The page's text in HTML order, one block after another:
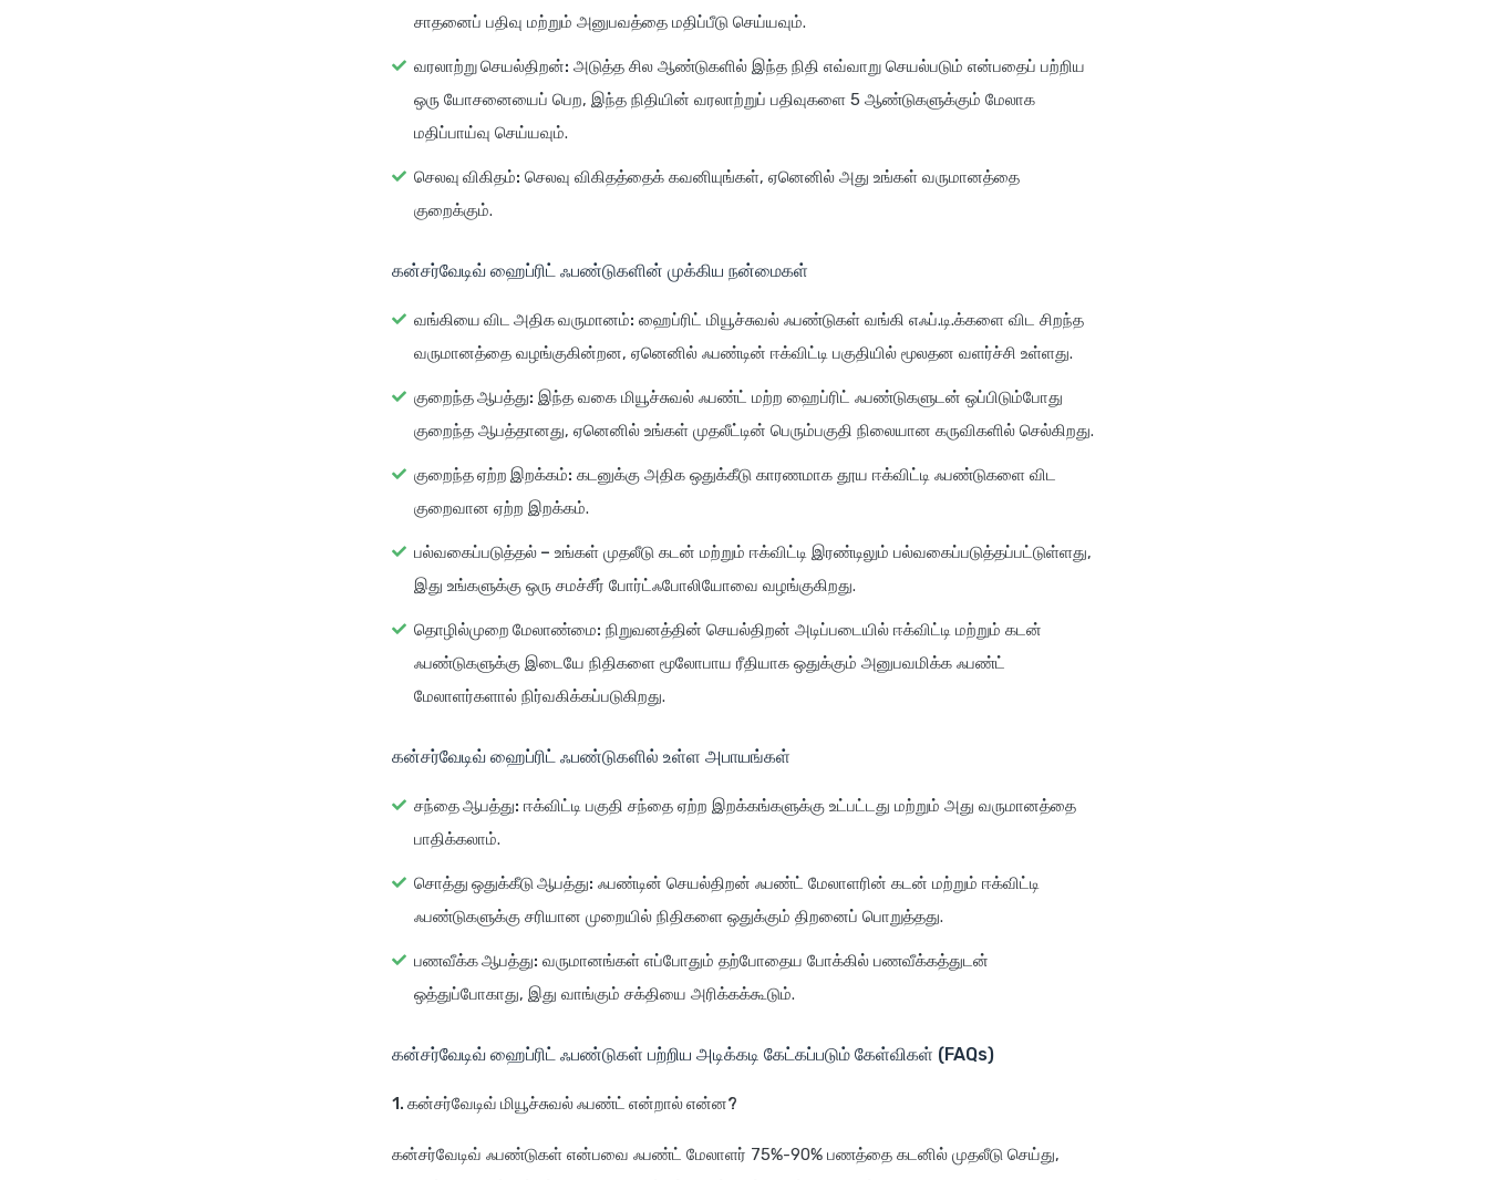
சாதனைப் பதிவு மற்றும் அனுபவத்தை மதிப்பீடு செய்யவும்.
வரலாற்று செயல்திறன்: அடுத்த சில ஆண்டுகளில் இந்த நிதி எவ்வாறு செயல்படும் என்பதைப் பற்றிய
ஒரு யோசனையைப் பெற, இந்த நிதியின் வரலாற்றுப் பதிவுகளை 5 ஆண்டுகளுக்கும் மேலாக
மதிப்பாய்வு செய்யவும்.
செலவு விகிதம்: செலவு விகிதத்தைக் கவனியுங்கள், ஏனெனில் அது உங்கள் வருமானத்தை
குறைக்கும்.
கன்சர்வேடிவ் ஹைப்ரிட் ஃபண்டுகளின் முக்கிய நன்மைகள்
வங்கியை விட அதிக வருமானம்: ஹைப்ரிட் மியூச்சுவல் ஃபண்டுகள் வங்கி எஃப்.டி.க்களை விட சிறந்த
வருமானத்தை வழங்குகின்றன, ஏனெனில் ஃபண்டின் ஈக்விட்டி பகுதியில் மூலதன வளர்ச்சி உள்ளது.
குறைந்த ஆபத்து: இந்த வகை மியூச்சுவல் ஃபண்ட் மற்ற ஹைப்ரிட் ஃபண்டுகளுடன் ஒப்பிடும்போது
குறைந்த ஆபத்தானது, ஏனெனில் உங்கள் முதலீட்டின் பெரும்பகுதி நிலையான கருவிகளில் செல்கிறது.
குறைந்த ஏற்ற இறக்கம்: கடனுக்கு அதிக ஒதுக்கீடு காரணமாக தூய ஈக்விட்டி ஃபண்டுகளை விட
குறைவான ஏற்ற இறக்கம்.
பல்வகைப்படுத்தல் – உங்கள் முதலீடு கடன் மற்றும் ஈக்விட்டி இரண்டிலும் பல்வகைப்படுத்தப்பட்டுள்ளது,
இது உங்களுக்கு ஒரு சமச்சீர் போர்ட்ஃபோலியோவை வழங்குகிறது.
தொழில்முறை மேலாண்மை: நிறுவனத்தின் செயல்திறன் அடிப்படையில் ஈக்விட்டி மற்றும் கடன்
ஃபண்டுகளுக்கு இடையே நிதிகளை மூலோபாய ரீதியாக ஒதுக்கும் அனுபவமிக்க ஃபண்ட்
மேலாளர்களால் நிர்வகிக்கப்படுகிறது.
கன்சர்வேடிவ் ஹைப்ரிட் ஃபண்டுகளில் உள்ள அபாயங்கள்
சந்தை ஆபத்து: ஈக்விட்டி பகுதி சந்தை ஏற்ற இறக்கங்களுக்கு உட்பட்டது மற்றும் அது வருமானத்தை
பாதிக்கலாம்.
சொத்து ஒதுக்கீடு ஆபத்து: ஃபண்டின் செயல்திறன் ஃபண்ட் மேலாளரின் கடன் மற்றும் ஈக்விட்டி
ஃபண்டுகளுக்கு சரியான முறையில் நிதிகளை ஒதுக்கும் திறனைப் பொறுத்தது.
பணவீக்க ஆபத்து: வருமானங்கள் எப்போதும் தற்போதைய போக்கில் பணவீக்கத்துடன்
ஒத்துப்போகாது, இது வாங்கும் சக்தியை அரிக்கக்கூடும்.
கன்சர்வேடிவ் ஹைப்ரிட் ஃபண்டுகள் பற்றிய அடிக்கடி கேட்கப்படும் கேள்விகள் (FAQs)
1. கன்சர்வேடிவ் மியூச்சுவல் ஃபண்ட் என்றால் என்ன?
கன்சர்வேடிவ் ஃபண்டுகள் என்பவை ஃபண்ட் மேலாளர் 75%-90% பணத்தை கடனில் முதலீடு செய்து,